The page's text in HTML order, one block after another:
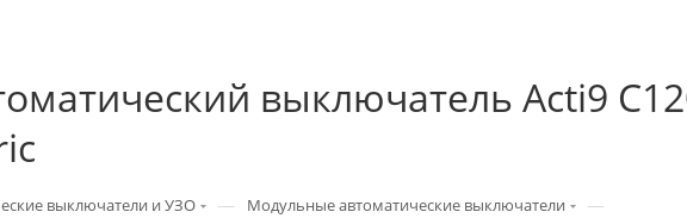
выключатель Acti9
выключатели и УЗО — Модульные автоматические выключатели —